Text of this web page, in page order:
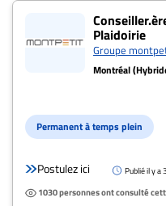
Plaidoirie
Groupe
Montréal
Permanent à temps plein
Postulez ici Publié il y a
1030 personnes ont consulté